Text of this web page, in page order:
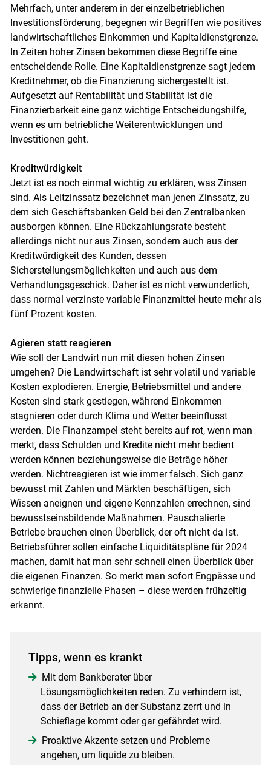
Skip to main content
Mehrfach, unter anderem in der einzelbetrieblichen
Investitionsförderung, begegnen wir Begriffen wie positives
landwirtschaftliches Einkommen und Kapitaldienstgrenze.
In Zeiten hoher Zinsen bekommen diese Begriffe eine
entscheidende Rolle. Eine Kapitaldienstgrenze sagt jedem
Kreditnehmer, ob die Finanzierung sichergestellt ist.
Aufgesetzt auf Rentabilität und Stabilität ist die
Finanzierbarkeit eine ganz wichtige Entscheidungshilfe,
wenn es um betriebliche Weiterentwicklungen und
Investitionen geht.
Kreditwürdigkeit
Jetzt ist es noch einmal wichtig zu erklären, was Zinsen
sind. Als Leitzinssatz bezeichnet man jenen Zinssatz, zu
dem sich Geschäftsbanken Geld bei den Zentralbanken
ausborgen können. Eine Rückzahlungsrate besteht
allerdings nicht nur aus Zinsen, sondern auch aus der
Kreditwürdigkeit des Kunden, dessen
Sicherstellungsmöglichkeiten und auch aus dem
Verhandlungsgeschick. Daher ist es nicht verwunderlich,
dass normal verzinste variable Finanzmittel heute mehr als
fünf Prozent kosten.
Agieren statt reagieren
Wie soll der Landwirt nun mit diesen hohen Zinsen
umgehen? Die Landwirtschaft ist sehr volatil und variable
Kosten explodieren. Energie, Betriebsmittel und andere
Kosten sind stark gestiegen, während Einkommen
stagnieren oder durch Klima und Wetter beeinflusst
werden. Die Finanzampel steht bereits auf rot, wenn man
merkt, dass Schulden und Kredite nicht mehr bedient
werden können beziehungsweise die Beträge höher
werden. Nichtreagieren ist wie immer falsch. Sich ganz
bewusst mit Zahlen und Märkten beschäftigen, sich
Wissen aneignen und eigene Kennzahlen errechnen, sind
bewusstseinsbildende Maßnahmen. Pauschalierte
Betriebe brauchen einen Überblick, der oft nicht da ist.
Betriebsführer sollen einfache Liquiditätspläne für 2024
machen, damit hat man sehr schnell einen Überblick über
die eigenen Finanzen. So merkt man sofort Engpässe und
schwierige finanzielle Phasen – diese werden frühzeitig
erkannt.
Tipps, wenn es krankt
Mit dem Bankberater über
Lösungsmöglichkeiten reden. Zu verhindern ist,
dass der Betrieb an der Substanz zerrt und in
Schieflage kommt oder gar gefährdet wird.
Proaktive Akzente setzen und Probleme
angehen, um liquide zu bleiben.